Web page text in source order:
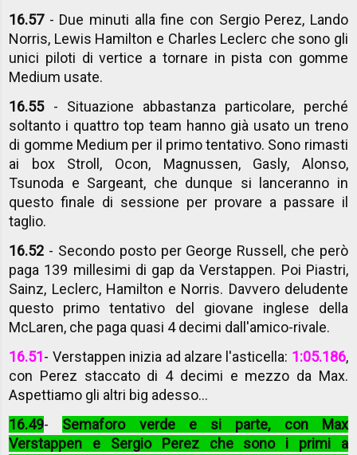
16.57 - Due minuti alla fine con Sergio Perez, Lando
Norris, Lewis Hamilton e Charles Leclerc che sono gli
unici piloti di vertice a tornare in pista con gomme
Medium usate.
16.55 - Situazione abbastanza particolare, perché
soltanto i quattro top team hanno già usato un treno
di gomme Medium per il primo tentativo. Sono rimasti
ai box Stroll, Ocon, Magnussen, Gasly, Alonso,
Tsunoda e Sargeant, che dunque si lanceranno in
questo finale di sessione per provare a passare il
taglio.
16.52 - Secondo posto per George Russell, che però
paga 139 millesimi di gap da Verstappen. Poi Piastri,
Sainz, Leclerc, Hamilton e Norris. Davvero deludente
questo primo tentativo del giovane inglese della
McLaren, che paga quasi 4 decimi dall'amico-rivale.
16.51- Verstappen inizia ad alzare l'asticella: 1:05.186,
con Perez staccato di 4 decimi e mezzo da Max.
Aspettiamo gli altri big adesso...
16.49- Semaforo verde e si parte, con Max
Verstappen e Sergio Perez che sono i primi a